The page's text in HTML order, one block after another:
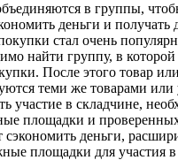
в группы,
деньги и
стал очень
найти группу, в
После этого товар
теми же товарами
в складчине,
площадки и
деньги,
площадки для участия